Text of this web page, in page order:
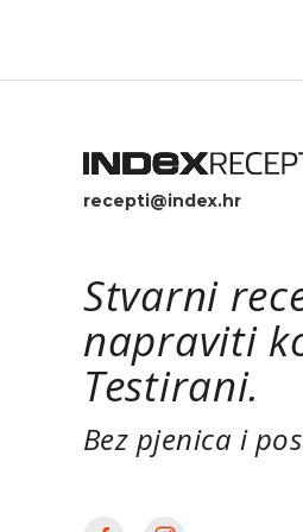
recepti@index.hr
Stvarni
napraviti
Testirani.
Bez pjenica i